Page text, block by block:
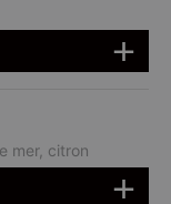
mer, citron